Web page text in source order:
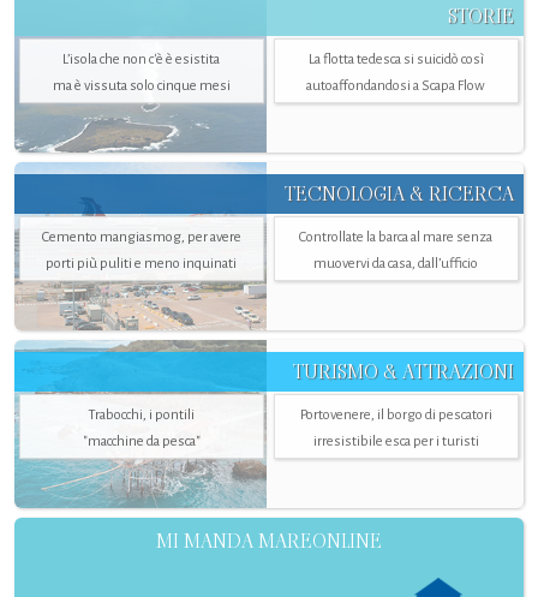
STORIE
L’isola che non c'è è esistita
ma è vissuta solo cinque mesi
La flotta tedesca si suicidò così
autoaffondandosi a Scapa Flow
TECNOLOGIA & RICERCA
Cemento mangiasmog, per avere
porti più puliti e meno inquinati
Controllate la barca al mare senza
muovervi da casa, dall’ufficio
TURISMO & ATTRAZIONI
Trabocchi, i pontili
"macchine da pesca"
Portovenere, il borgo di pescatori
irresistibile esca per i turisti
MI MANDA MAREONLINE